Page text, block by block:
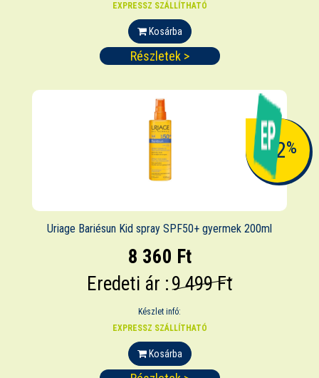
EXPRESSZ SZÁLLÍTHATÓ
Kosárba
Részletek >
-12%
Uriage Bariésun Kid spray SPF50+ gyermek 200ml
8 360 Ft
Eredeti ár :9 499 Ft
Készlet infó:
EXPRESSZ SZÁLLÍTHATÓ
Kosárba